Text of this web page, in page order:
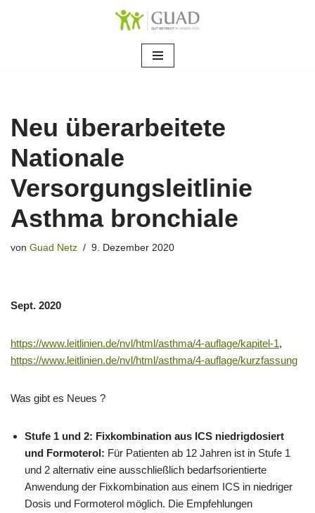
Neu überarbeitete
Nationale
Versorgungsleitlinie
Asthma bronchiale
von Guad Netz 9. Dezember 2020
Sept. 2020
https://www.leitlinien.de/nvl/html/asthma/4-auflage/kapitel-1,
https://www.leitlinien.de/nvl/html/asthma/4-auflage/kurzfassung
Was gibt es Neues ?
Stufe 1 und 2: Fixkombination aus ICS niedrigdosiert
und Formoterol: Für Patienten ab 12 Jahren ist in Stufe 1
und 2 alternativ eine ausschließlich bedarfsorientierte
Anwendung der Fixkombination aus einem ICS in niedriger
Dosis und Formoterol möglich. Die Empfehlungen